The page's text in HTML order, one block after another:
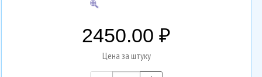
2450.00
Цена за штуку